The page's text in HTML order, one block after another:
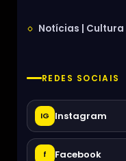
Notícias | Cultura
REDES SOCIAIS
IG Instagram
f Facebook